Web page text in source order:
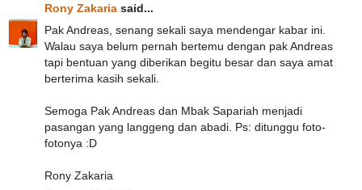
Rony Zakaria said...
Pak Andreas, senang sekali saya mendengar kabar ini.
Walau saya belum pernah bertemu dengan pak Andreas
tapi bentuan yang diberikan begitu besar dan saya amat
berterima kasih sekali.
Semoga Pak Andreas dan Mbak Sapariah menjadi
pasangan yang langgeng dan abadi. Ps: ditunggu foto-
fotonya :D
Rony Zakaria